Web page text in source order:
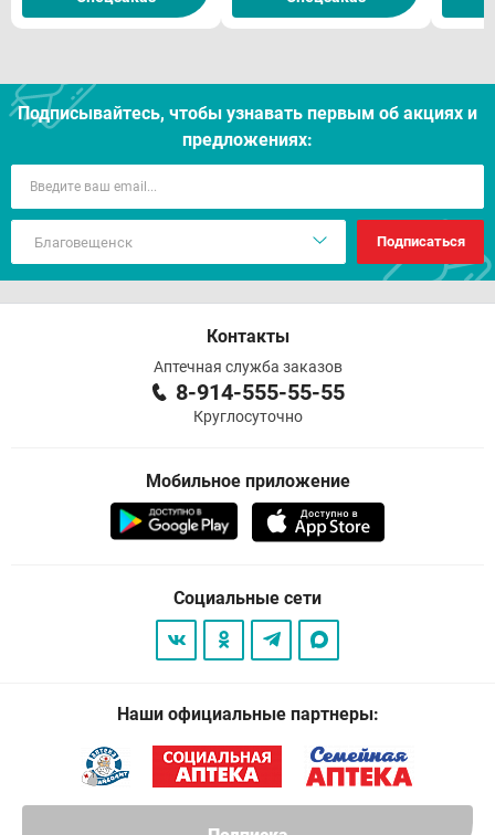
Подписывайтесь, чтобы узнавать первым об акцияx и
предложениях:
Подписаться
Контакты
Аптечная служба заказов
8-914-555-55-55
Круглосуточно
Мобильное приложение
Социальные сети
Наши официальные партнеры: